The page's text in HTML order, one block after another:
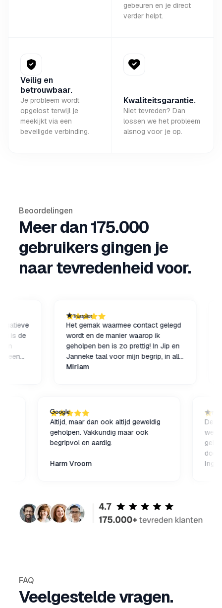
gebeuren en je direct
verder helpt.
Veilig en
betrouwbaar.
Je probleem wordt
opgelost terwijl je
meekijkt via een
beveiligde verbinding.
Kwaliteitsgarantie.
Niet tevreden? Dan
lossen we het probleem
alsnog voor je op.
Beoordelingen
Meer dan 175.000
gebruikers gingen je
naar tevredenheid voor.
Het gemak waarmee contact gelegd
wordt en de manier waarop ik
geholpen ben is zo prettig! In Jip en
Janneke taal voor mijn begrip, in alle
rust en met opening voor eventuele
Miriam
Altijd, maar dan ook altijd geweldig
geholpen. Vakkundig maar ook
begripvol en aardig.
Harm Vroom
FAQ
Veelgestelde vragen.